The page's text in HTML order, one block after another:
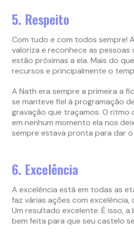
5. Respeito
Com tudo e com todos sempre!
valoriza e reconhece as pessoas
estão próximas a ela. Mais do
recursos e principalmente o
A Nath era sempre a primeira a
se manteve fiel à programação
gravação que traçamos. O ritmo
em nenhum momento ela nos
sempre estava pronta para dar
6. Excelência
A excelência está em todas as
faz várias ações com excelência,
Um resultado excelente. É isso,
bem feita para que seu castelo